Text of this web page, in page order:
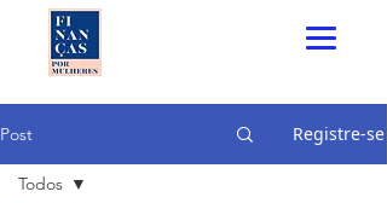
Post Registre-se
Todos